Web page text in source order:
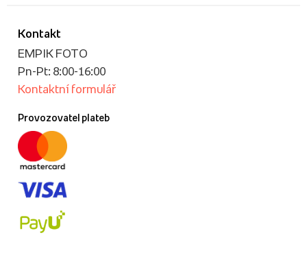
Kontakt
EMPIK FOTO
Pn-Pt: 8:00-16:00
Kontaktní formulář
Provozovatel plateb